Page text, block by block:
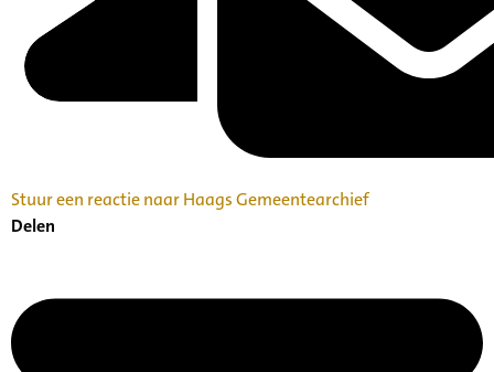
Stuur een reactie naar Haags Gemeentearchief
Delen